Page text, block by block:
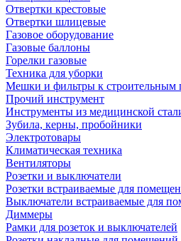
Отвертки крестовые
Отвертки шлицевые
Газовое оборудование
Газовые баллоны
Горелки газовые
Техника для уборки
Мешки и фильтры к строительным
Прочий инструмент
Инструменты из медицинской
Зубила, керны, пробойники
Электротовары
Климатическая техника
Вентиляторы
Розетки и выключатели
Розетки встраиваемые для
Выключатели встраиваемые для
Диммеры
Рамки для розеток и выключателей